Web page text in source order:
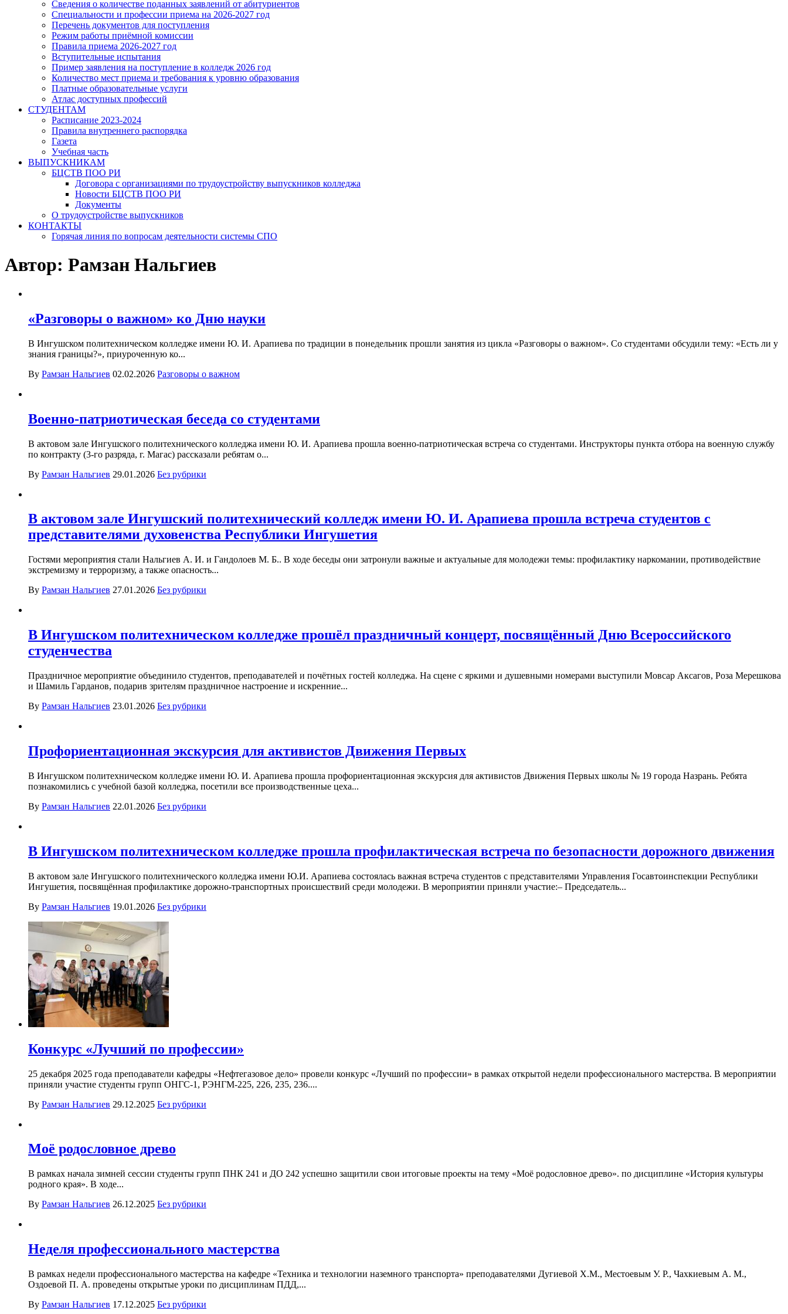
Сведения о количестве поданных заявлений от абитуриентов
Специальности и профессии приема на 2026-2027 год
Перечень документов для поступления
Режим работы приёмной комиссии
Правила приема 2026-2027 год
Вступительные испытания
Пример заявления на поступление в колледж 2026 год
Количество мест приема и требования к уровню образования
Платные образовательные услуги
Атлас доступных профессий
СТУДЕНТАМ
Расписание 2023-2024
Правила внутреннего распорядка
Газета
Учебная часть
ВЫПУСКНИКАМ
БЦСТВ ПОО РИ
Договора с организациями по трудоустройству выпускников колледжа
Новости БЦСТВ ПОО РИ
Документы
О трудоустройстве выпускников
КОНТАКТЫ
Горячая линия по вопросам деятельности системы СПО
Автор: Рамзан Нальгиев
«Разговоры о важном» ко Дню науки
В Ингушском политехническом колледже имени Ю. И. Арапиева по традиции в понедельник прошли занятия из цикла «Разговоры о важном». Со студентами обсудили тему: «Есть ли у
знания границы?», приуроченную ко...
By Рамзан Нальгиев 02.02.2026 Разговоры о важном
Военно-патриотическая беседа со студентами
В актовом зале Ингушского политехнического колледжа имени Ю. И. Арапиева прошла военно-патриотическая встреча со студентами. Инструкторы пункта отбора на военную службу
по контракту (3-го разряда, г. Магас) рассказали ребятам о...
By Рамзан Нальгиев 29.01.2026 Без рубрики
В актовом зале Ингушский политехнический колледж имени Ю. И. Арапиева прошла встреча студентов с
представителями духовенства Республики Ингушетия
Гостями мероприятия стали Нальгиев А. И. и Гандолоев М. Б.. В ходе беседы они затронули важные и актуальные для молодежи темы: профилактику наркомании, противодействие
экстремизму и терроризму, а также опасность...
By Рамзан Нальгиев 27.01.2026 Без рубрики
В Ингушском политехническом колледже прошёл праздничный концерт, посвящённый Дню Всероссийского
студенчества
Праздничное мероприятие объединило студентов, преподавателей и почётных гостей колледжа. На сцене с яркими и душевными номерами выступили Мовсар Аксагов, Роза Мерешкова
и Шамиль Гарданов, подарив зрителям праздничное настроение и искренние...
By Рамзан Нальгиев 23.01.2026 Без рубрики
Профориентационная экскурсия для активистов Движения Первых
В Ингушском политехническом колледже имени Ю. И. Арапиева прошла профориентационная экскурсия для активистов Движения Первых школы № 19 города Назрань. Ребята
познакомились с учебной базой колледжа, посетили все производственные цеха...
By Рамзан Нальгиев 22.01.2026 Без рубрики
В Ингушском политехническом колледже прошла профилактическая встреча по безопасности дорожного движения
В актовом зале Ингушского политехнического колледжа имени Ю.И. Арапиева состоялась важная встреча студентов с представителями Управления Госавтоинспекции Республики
Ингушетия, посвящённая профилактике дорожно-транспортных происшествий среди молодежи. В мероприятии приняли участие:– Председатель...
By Рамзан Нальгиев 19.01.2026 Без рубрики
Конкурс «Лучший по профессии»
25 декабря 2025 года преподаватели кафедры «Нефтегазовое дело» провели конкурс «Лучший по профессии» в рамках открытой недели профессионального мастерства. В мероприятии
приняли участие студенты групп ОНГС-1, РЭНГМ-225, 226, 235, 236....
By Рамзан Нальгиев 29.12.2025 Без рубрики
Моё родословное древо
В рамках начала зимней сессии студенты групп ПНК 241 и ДО 242 успешно защитили свои итоговые проекты на тему «Моё родословное древо». по дисциплине «История культуры
родного края». В ходе...
By Рамзан Нальгиев 26.12.2025 Без рубрики
Неделя профессионального мастерства
В рамках недели профессионального мастерства на кафедре «Техника и технологии наземного транспорта» преподавателями Дугиевой Х.М., Местоевым У. Р., Чахкиевым А. М.,
Оздоевой П. А. проведены открытые уроки по дисциплинам ПДД,...
By Рамзан Нальгиев 17.12.2025 Без рубрики